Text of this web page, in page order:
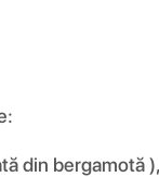
din bergamotă ),